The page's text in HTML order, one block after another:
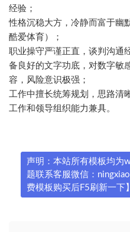
经验；
性格沉稳大方，冷静而富于幽
酷爱体育）；
职业操守严谨正直，谈判沟通
备良好的文字功底，对数字敏
容，风险意识极强；
工作中擅长统筹规划，思路清
工作和领导组织能力兼具。
声明：本站所有模板均为
题联系客服微信：
费模板购买后F5刷新一下】